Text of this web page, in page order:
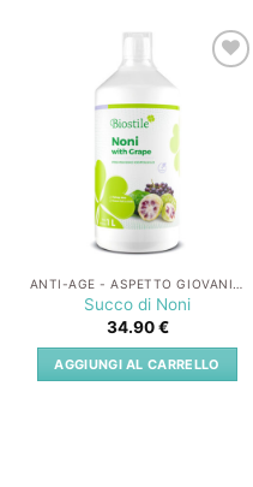
Succo di Noni
34.90€
AGGIUNGI AL CARRELLO